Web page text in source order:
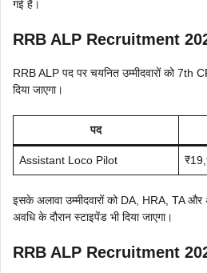
गई है।
RRB ALP Recruitment
RRB ALP पद पर चयनित उम्मीदवारों को
दिया जाएगा।
पद
Assistant Loco Pilot
इसके अलावा उम्मीदवारों को DA, HRA, TA और
अवधि के दौरान स्टाइपेंड भी दिया जाएगा।
RRB ALP Recruitment